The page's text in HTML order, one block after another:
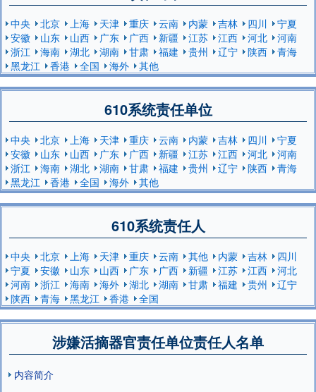
中央 北京 上海 天津 重庆 云南 内蒙 吉林 四川
宁夏
安徽
山东 山西 广东 广西 新疆 江苏 江西 河北
河南
浙江
海南 湖北 湖南 甘肃 福建 贵州 辽宁 陕西
青海
黑龙江
香港 全国 海外 其他
610系统责任单位
中央 北京 上海 天津 重庆 云南 内蒙 吉林 四川
宁夏
安徽
山东 山西 广东 广西 新疆 江苏 江西 河北
河南
浙江
海南 湖北 湖南 甘肃 福建 贵州 辽宁 陕西
青海
黑龙江
香港 全国 海外 其他
610系统责任人
中央 北京 上海 天津 重庆 云南 其他 内蒙 吉林
四川
宁夏
安徽 山东 山西 广东 广西 新疆 江苏 江西
河北
河南
浙江 海南 海外 湖北 湖南 甘肃 福建 贵州
辽宁
陕西
青海 黑龙江 香港 全国
涉嫌活摘器官责任单位责任人名单
内容简介